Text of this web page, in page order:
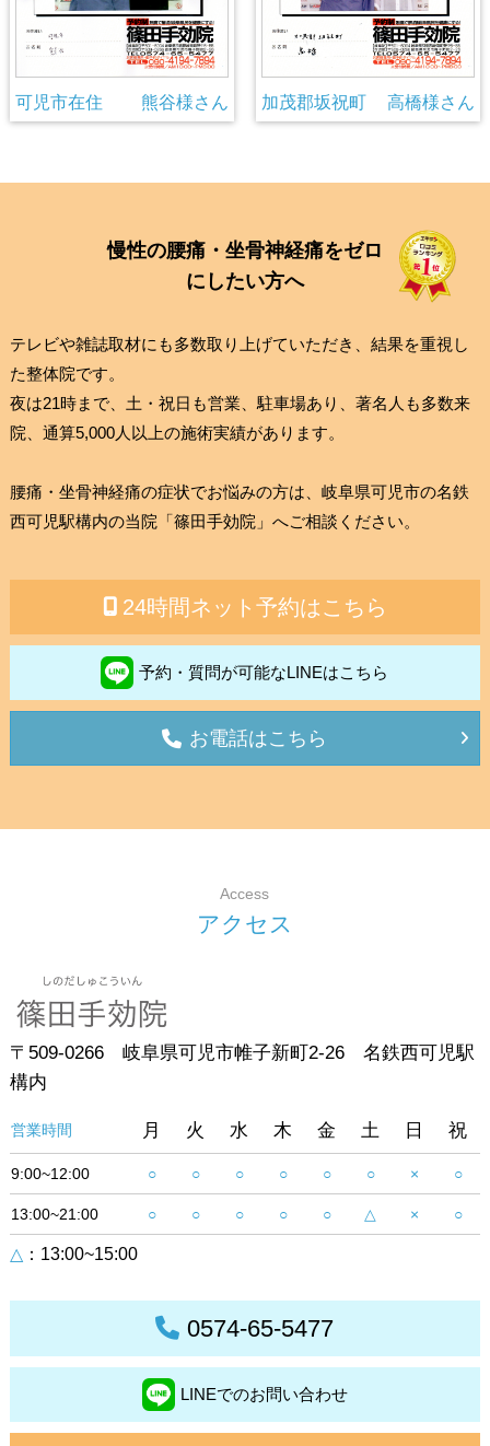
可児市在住 熊谷様さん 加茂郡坂祝町 高橋様さん
慢性の腰痛・ 坐骨神経痛をゼロ
に したい方へ
テレビや雑誌取材にも多数取り上げていただき、結果を重視し
た整体院です。
夜は21時まで、土・祝日も営業、駐車場あり、著名人も多数来
院、通算5,000人以上の施術実績があります。
腰痛・坐骨神経痛の症状でお悩みの方は、岐阜県可児市の名鉄
西可児駅構内の当院「篠田手効院」へご相談ください。
24時間ネット予約はこちら
予約・質問が可能なLINEはこちら
お電話はこちら
Access
アク セ ス
〒509-0266 岐阜県可児市帷子新町2-26 名鉄西可児駅
構内
営業時間 月 火 水 木 金 土 日 祝
9:00~12:00 ○ ○ ○ ○ ○ ○ × ○
13:00~21:00 ○ ○ ○ ○ ○ △ × ○
△ ：13:00~15:00
0574-65-5477
LINEでのお問い合わせ